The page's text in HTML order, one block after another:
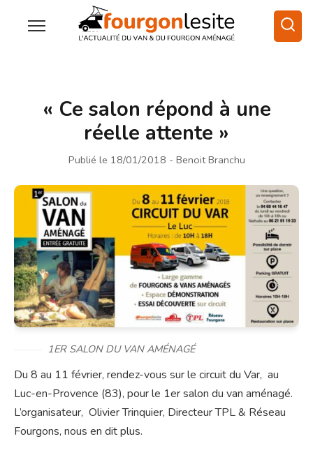
« Ce salon répond à une
réelle attente »
Publié le 18/01/2018 - Benoit Branchu
1ER SALON DU VAN AMÉNAGÉ
Du 8 au 11 février, rendez-vous sur le circuit du Var, au
Luc-en-Provence (83), pour le 1er salon du van aménagé.
L’organisateur, Olivier Trinquier, Directeur TPL & Réseau
Fourgons, nous en dit plus.